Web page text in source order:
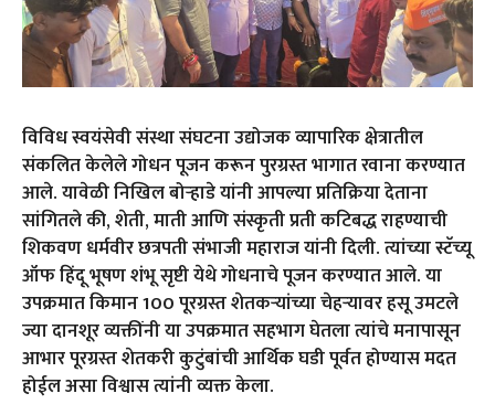
विविध स्वयंसेवी संस्था संघटना उद्योजक व्यापारिक क्षेत्रातील
संकलित केलेले गोधन पूजन करून पुरग्रस्त भागात रवाना करण्यात
आले. यावेळी निखिल बोऱ्हाडे यांनी आपल्या प्रतिक्रिया देताना
सांगितले की, शेती, माती आणि संस्कृती प्रती कटिबद्ध राहण्याची
शिकवण धर्मवीर छत्रपती संभाजी महाराज यांनी दिली. त्यांच्या स्टॅच्यू
ऑफ हिंदू भूषण शंभू सृष्टी येथे गोधनाचे पूजन करण्यात आले. या
उपक्रमात किमान 100 पूरग्रस्त शेतकऱ्यांच्या चेहऱ्यावर हसू उमटले
ज्या दानशूर व्यक्तींनी या उपक्रमात सहभाग घेतला त्यांचे मनापासून
आभार पूरग्रस्त शेतकरी कुटुंबांची आर्थिक घडी पूर्वत होण्यास मदत
होईल असा विश्वास त्यांनी व्यक्त केला.